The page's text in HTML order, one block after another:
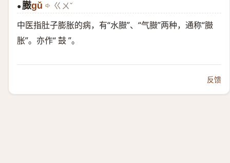
● 臌gǔ ㄍㄨˇ
中医指肚子膨胀的病，有“水臌”、“气臌”两种，通称“臌
胀”。亦作“ 鼓 ”。
反馈